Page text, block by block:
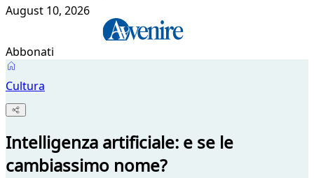
August 10, 2026
Abbonati
Cultura
Intelligenza artificiale: e se le
cambiassimo nome?